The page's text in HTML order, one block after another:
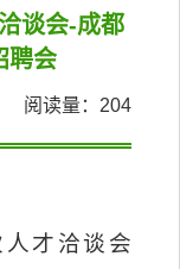
谈会-成都
聘会
阅读量： 204
才洽谈会